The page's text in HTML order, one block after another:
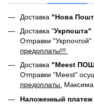
Доставка "Нова
Доставка "Укрпошта"
Отправки
предоплаты!!!
Доставка "Meest
Отправки "Meest"
предоплаты.
Наложенный платеж